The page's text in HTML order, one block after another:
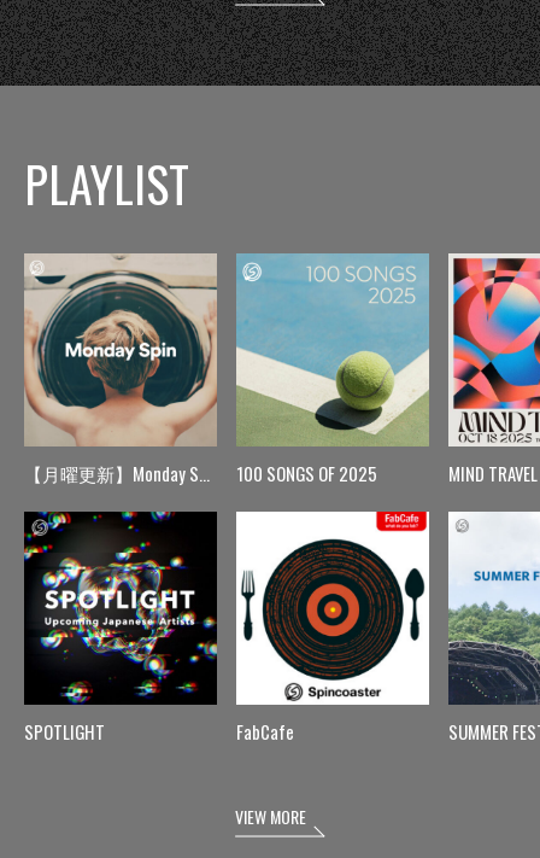
PLAYLIST
【月曜更新】Monday Spin
SPOTLIGHT
100 SONGS OF 2025
FabCafe
MIND TRAVEL
SUMMER
VIEW MORE